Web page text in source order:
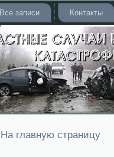
Все записи Контакты
На главную страницу